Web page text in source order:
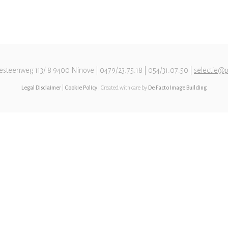
113/ 8 9400 Ninove | 0479/23.75.18 | 054/31.07.50 |
Legal Disclaimer Cookie Policy | Created with care by De Facto Image Building